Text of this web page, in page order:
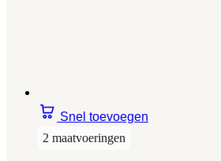
Snel toevoegen
2 maatvoeringen